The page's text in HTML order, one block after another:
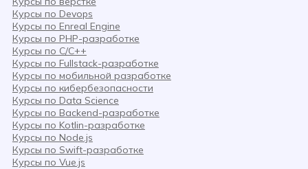
Курсы по Devops
Курсы по Enreal Engine
Курсы по PHP-разработке
Курсы по C/C++
Курсы по Fullstack-разработке
Курсы по мобильной разработке
Курсы по кибербезопасности
Курсы по Data Science
Курсы по Backend-разработке
Курсы по Kotlin-разработке
Курсы по Node.js
Курсы по Swift-разработке
Курсы по Vue.js